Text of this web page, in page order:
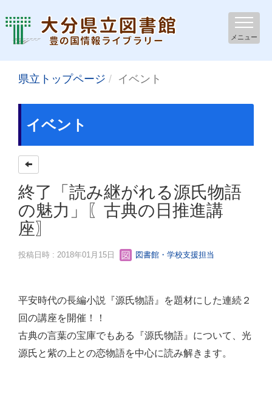
メニュー
県立トップページ イベント
イベント
終了「読み継がれる源氏物語
の魅力」〖古典の日推進講
座〗
投稿日時 : 2018年01月15日 図書館・学校支援担当
平安時代の長編小説『源氏物語』を題材にした連続２
回の講座を開催！！
古典の言葉の宝庫でもある『源氏物語』について、光
源氏と紫の上との恋物語を中心に読み解きます。